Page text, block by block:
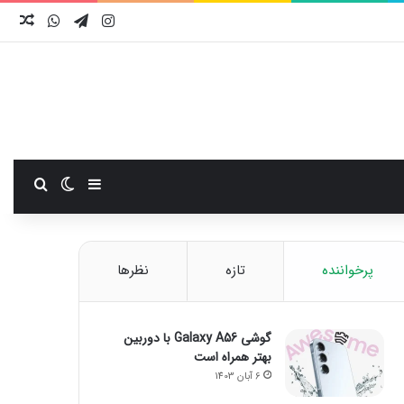
اینستاگرام
تلگرام واتس
سایدبارتغییر
پرخواننده تازه نظرها
گوشی Galaxy A56 با دوربین
بهتر همراه است
6 آبان 1403